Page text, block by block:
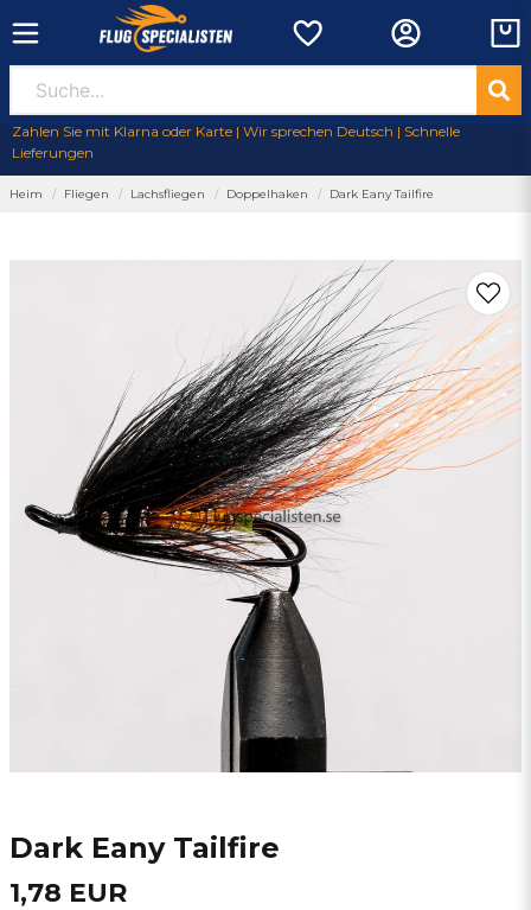
Zahlen Sie mit Klarna oder Karte | Wir sprechen Deutsch | Schnelle
Lieferungen
Heim Fliegen Lachsfliegen Doppelhaken Dark Eany Tailfire
Dark Eany Tailfire
1,78 EUR